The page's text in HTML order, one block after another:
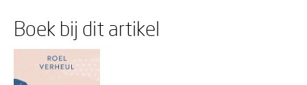
Boek bij dit artikel